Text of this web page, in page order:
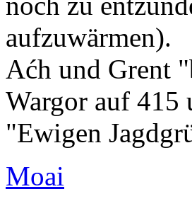
aufzuwärmen).
Aćh und Grent
Wargor auf 415
"Ewigen
Moai